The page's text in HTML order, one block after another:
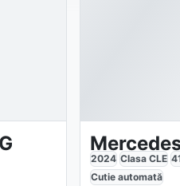
2024 Clasa CLE
Cutie automată